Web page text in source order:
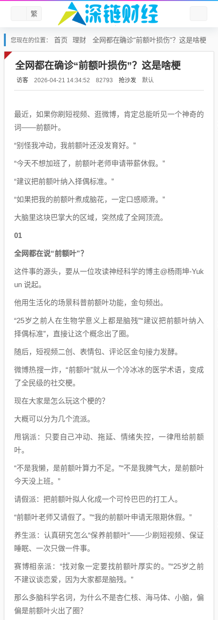
繁
您现在的位置： 首页 理财 全网都在确诊“前额叶损伤”？这是啥梗
全网都在确诊“前额叶损伤”？这是啥梗
访客 2026-04-21 14:34:52 82793 抢沙发 默认
最近，如果你刷短视频、逛微博，肯定总能听见一个神奇的
词——前额叶。
“别怪我冲动，我前额叶还没发育好。”
“今天不想加班了，前额叶老师申请带薪休假。”
“建议把前额叶纳入择偶标准。”
“如果把我的前额叶煮成脑花，一定口感顺滑。”
大脑里这块巴掌大的区域，突然成了全网顶流。
01
全网都在说“前额叶”？
这件事的源头，要从一位攻读神经科学的博主@杨雨坤-Yuk
un 说起。
他用生活化的场景科普前额叶功能，金句频出。
“25岁之前人在生物学意义上都是脑残”“建议把前额叶纳入
择偶标准”，直接让这个概念出了圈。
随后，短视频二创、表情包、评论区金句接力发酵。
微博热搜一炸，“前额叶”就从一个冷冰冰的医学术语，变成
了全民级的社交梗。
现在大家是怎么玩这个梗的？
大概可以分为几个流派。
甩锅派：只要自己冲动、拖延、情绪失控，一律甩给前额
叶。
“不是我懒，是前额叶算力不足。”“不是我脾气大，是前额叶
今天没上班。”
请假派：把前额叶拟人化成一个可怜巴巴的打工人。
“前额叶老师又请假了。”“我的前额叶申请无限期休假。”
养生派：认真研究怎么“保养前额叶”——少刷短视频、保证
睡眠、一次只做一件事。
赛博相亲派：“找对象一定要找前额叶厚实的。”“25岁之前
不建议谈恋爱，因为大家都是脑残。”
那么多脑科学名词，为什么不是杏仁核、海马体、小脑，偏
偏是前额叶火出了圈？